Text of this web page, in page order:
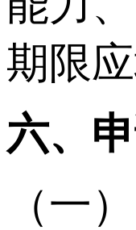
期限
六、
（一